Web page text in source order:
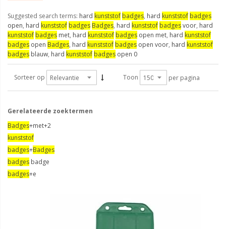
Suggested search terms: hard kunststof badges, hard kunststof badges
open, hard kunststof badges Badges, hard kunststof badgesvoor, hard
kunststof badges met, hard kunststof badges open met, hard kunststof
badges open Badges, hard kunststof badges open voor, hard kunststof
badges blauw, hard kunststof badges open 0
Sorteer op Toon per pagina
Gerelateerde zoektermen
Badges+met+2
kunststof
badges+Badges
badges badge
badges+e